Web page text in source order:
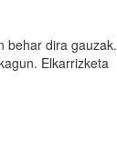
behar dira gauzak.
Elkarrizketa